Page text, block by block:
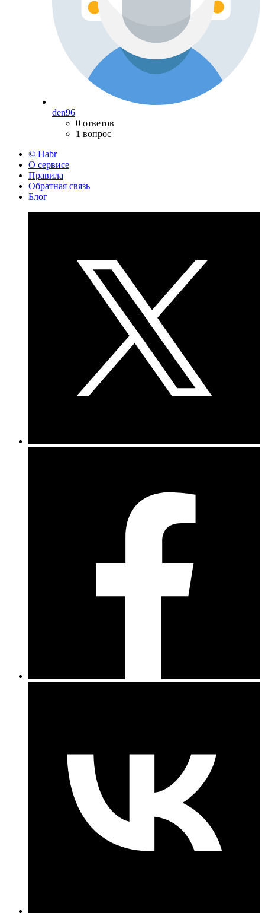
den96
0 ответов
1 вопрос
© Habr
О сервисе
Правила
Обратная связь
Блог